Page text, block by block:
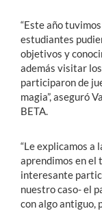
“Este año
estudiantes
objetivos y
además visitar
participaron de
magia”, aseguró
BETA.
“Le explicamos a
aprendimos en el
interesante
nuestro caso- el
con algo antiguo,